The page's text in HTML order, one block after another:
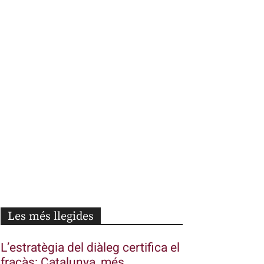
Les més llegides
L’estratègia del diàleg certifica el